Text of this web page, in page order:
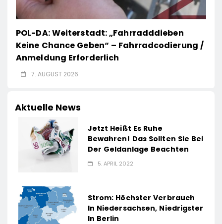
POL-DA: Weiterstadt: „Fahrradddieben
Keine Chance Geben“ – Fahrradcodierung /
Anmeldung Erforderlich
7. AUGUST 2026
Aktuelle News
Jetzt Heißt Es Ruhe
Bewahren! Das Sollten Sie Bei
Der Geldanlage Beachten
5. APRIL 2022
Strom: Höchster Verbrauch
In Niedersachsen, Niedrigster
In Berlin